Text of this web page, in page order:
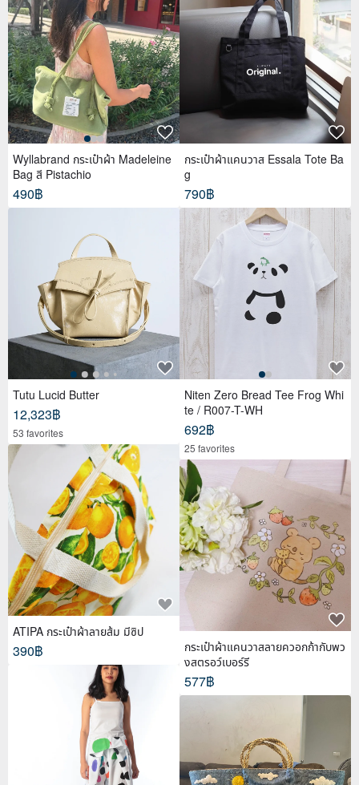
Wyllabrand กระเป๋าผ้า Madeleine
Bag สี Pistachio
490฿
Tutu Lucid Butter
12,323฿
53 favorites
ATIPA กระเป๋าผ้าลายส้ม มีซิป
390฿
กระเป๋าผ้าแคนวาส Essala Tote Ba
g
790฿
Niten Zero Bread Tee Frog Whi
te / R007-T-WH
692฿
25 favorites
กระเป๋าผ้าแคนวาสลายควอกก้ากับพว
งสตรอว์เบอร์รี
577฿